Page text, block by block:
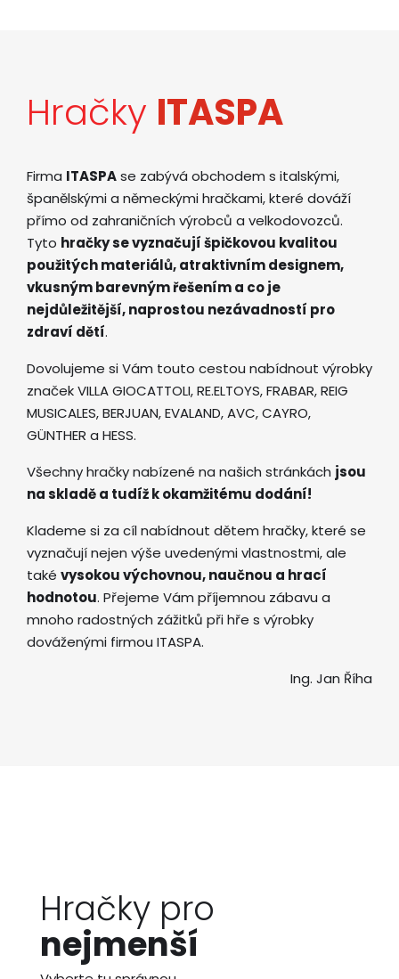
Hračky ITASPA
Firma ITASPAse zabývá obchodem s italskými,
španělskými a německými hračkami, které dováží
přímo od zahraničních výrobců a velkodovozců.
Tyto hračky se vyznačují špičkovou kvalitou
použitých materiálů, atraktivním designem,
vkusným barevným řešením a co je
nejdůležitější, naprostou nezávadností pro
zdraví dětí.
Dovolujeme si Vám touto cestou nabídnout výrobky
značek VILLA GIOCATTOLI, RE.ELTOYS, FRABAR, REIG
MUSICALES, BERJUAN, EVALAND, AVC, CAYRO,
GÜNTHER a HESS.
Všechny hračky nabízené na našich stránkách jsou
na skladě a tudíž k okamžitému dodání!
Klademe si za cíl nabídnout dětem hračky, které se
vyznačují nejen výše uvedenými vlastnostmi, ale
také vysokou výchovnou, naučnou a hrací
hodnotou. Přejeme Vám příjemnou zábavu a
mnoho radostných zážitků při hře s výrobky
dováženými firmou ITASPA.
Ing. Jan Říha
Hračky pro
nejmenší